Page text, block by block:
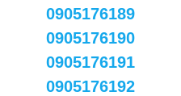
0905176189
0905176190
0905176191
0905176192